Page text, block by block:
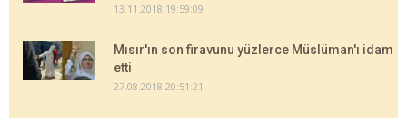
13.11.2018 19:59:09
Mısır'ın son firavunu yüzlerce Müslüman'ı idam
etti
27.08.2018 20:51:21